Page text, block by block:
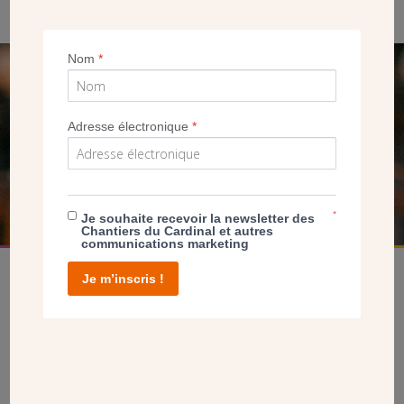
SEUL VOTRE DON
NOUS PERMET D’AGIR
Nom*
Adresse électronique*
Je souhaite recevoir la newsletter des
Chantiers du Cardinal et autres
communications marketing
*
Je m’inscris !